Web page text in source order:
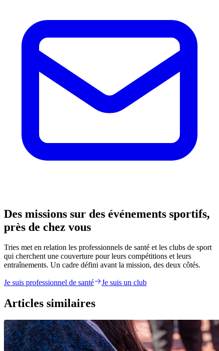
Des missions sur des événements sportifs,
près de chez vous
Tries met en relation les professionnels de santé et les clubs de sport
qui cherchent une couverture pour leurs compétitions et leurs
entraînements. Un cadre défini avant la mission, des deux côtés.
Je suis professionnel de santé Je suis un club
Articles similaires